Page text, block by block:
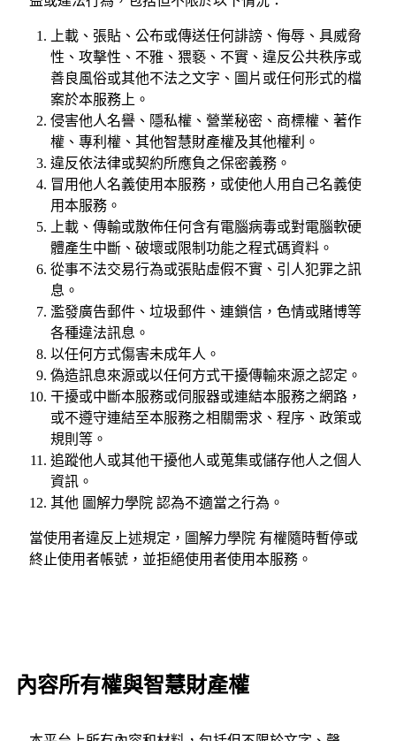
上載、張貼、公布或傳送任何誹謗、侮辱、具威脅
性、攻擊性、不雅、猥褻、不實、違反公共秩序或
善良風俗或其他不法之文字、圖片或任何形式的檔
案於本服務上。
侵害他人名譽、隱私權、營業秘密、商標權、著作
權、專利權、其他智慧財產權及其他權利。
違反依法律或契約所應負之保密義務。
冒用他人名義使用本服務，或使他人用自己名義使
用本服務。
上載、傳輸或散佈任何含有電腦病毒或對電腦軟硬
體產生中斷、破壞或限制功能之程式碼資料。
從事不法交易行為或張貼虛假不實、引人犯罪之訊
息。
濫發廣告郵件、垃圾郵件、連鎖信，色情或賭博等
各種違法訊息。
以任何方式傷害未成年人。
偽造訊息來源或以任何方式干擾傳輸來源之認定。
干擾或中斷本服務或伺服器或連結本服務之網路，
或不遵守連結至本服務之相關需求、程序、政策或
規則等。
追蹤他人或其他干擾他人或蒐集或儲存他人之個人
資訊。
其他 圖解力學院 認為不適當之行為。
當使用者違反上述規定，圖解力學院 有權隨時暫停或
終止使用者帳號，並拒絕使用者使用本服務。
內容所有權與智慧財產權